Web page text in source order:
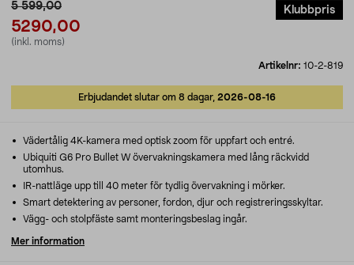
5 599,00
5290,00
(inkl. moms)
Klubbpris
Artikelnr: 10-2-819
Erbjudandet slutar om 8 dagar, 2026-08-16
Vädertålig 4K-kamera med optisk zoom för uppfart och entré.
Ubiquiti G6 Pro Bullet W övervakningskamera med lång räckvidd
utomhus.
IR-nattläge upp till 40 meter för tydlig övervakning i mörker.
Smart detektering av personer, fordon, djur och registreringsskyltar.
Vägg- och stolpfäste samt monteringsbeslag ingår.
Mer information